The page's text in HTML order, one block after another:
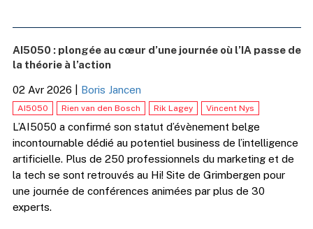
AI5050 : plongée au cœur d’une journée où l’IA passe de
la théorie à l’action
02 Avr 2026 Boris Jancen
AI5050 Rien van den Bosch Rik Lagey Vincent Nys
L’AI5050 a confirmé son statut d’évènement belge
incontournable dédié au potentiel business de l’intelligence
artificielle. Plus de 250 professionnels du marketing et de
la tech se sont retrouvés au Hi! Site de Grimbergen pour
une journée de conférences animées par plus de 30
experts.